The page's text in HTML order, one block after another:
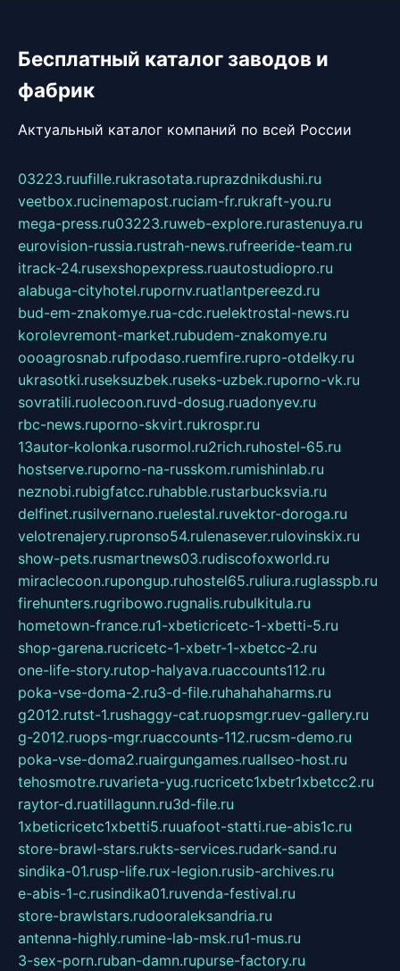
Бесплатный каталог заводов и
фабрик
Актуальный каталог компаний по всей России
03223.ruufille.rukrasotata.ruprazdnikdushi.ru
veetbox.rucinemapost.ruciam-fr.rukraft-you.ru
mega-press.ru03223.ruweb-explore.rurastenuya.ru
eurovision-russia.rustrah-news.rufreeride-team.ru
itrack-24.rusexshopexpress.ruautostudiopro.ru
alabuga-cityhotel.rupornv.ruatlantpereezd.ru
bud-em-znakomye.rua-cdc.ruelektrostal-news.ru
korolevremont-market.rubudem-znakomye.ru
oooagrosnab.rufpodaso.ruemfire.rupro-otdelky.ru
ukrasotki.ruseksuzbek.ruseks-uzbek.ruporno-vk.ru
sovratili.ruolecoon.ruvd-dosug.ruadonyev.ru
rbc-news.ruporno-skvirt.rukrospr.ru
13autor-kolonka.rusormol.ru2rich.ruhostel-65.ru
hostserve.ruporno-na-russkom.rumishinlab.ru
neznobi.rubigfatcc.ruhabble.rustarbucksvia.ru
delfinet.rusilvernano.ruelestal.ruvektor-doroga.ru
velotrenajery.rupronso54.rulenasever.rulovinskix.ru
show-pets.rusmartnews03.rudiscofoxworld.ru
miraclecoon.rupongup.ruhostel65.ruliura.ruglasspb.ru
firehunters.rugribowo.rugnalis.rubulkitula.ru
hometown-france.ru1-xbeticricetc-1-xbetti-5.ru
shop-garena.rucricetc-1-xbetr-1-xbetcc-2.ru
one-life-story.rutop-halyava.ruaccounts112.ru
poka-vse-doma-2.ru3-d-file.ruhahahaharms.ru
g2012.rutst-1.rushaggy-cat.ruopsmgr.ruev-gallery.ru
g-2012.ruops-mgr.ruaccounts-112.rucsm-demo.ru
poka-vse-doma2.ruairgungames.ruallseo-host.ru
tehosmotre.ruvarieta-yug.rucricetc1xbetr1xbetcc2.ru
raytor-d.ruatillagunn.ru3d-file.ru
1xbeticricetc1xbetti5.ruuafoot-statti.rue-abis1c.ru
store-brawl-stars.rukts-services.rudark-sand.ru
sindika-01.rusp-life.rux-legion.rusib-archives.ru
e-abis-1-c.rusindika01.ruvenda-festival.ru
store-brawlstars.rudooraleksandria.ru
antenna-highly.rumine-lab-msk.ru1-mus.ru
3-sex-porn.ruban-damn.rupurse-factory.ru